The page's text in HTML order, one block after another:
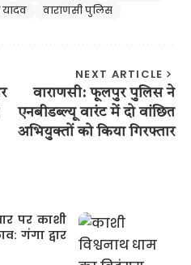
यादव वाराणसी पुलिस
NEXT ARTICLE
वाराणसी: फूलपुर पुलिस ने
एनबीडब्ल्यू वारंट में दो वांछित
अभियुक्तों को किया गिरफ्तार
पर काशी
गंगा द्वार